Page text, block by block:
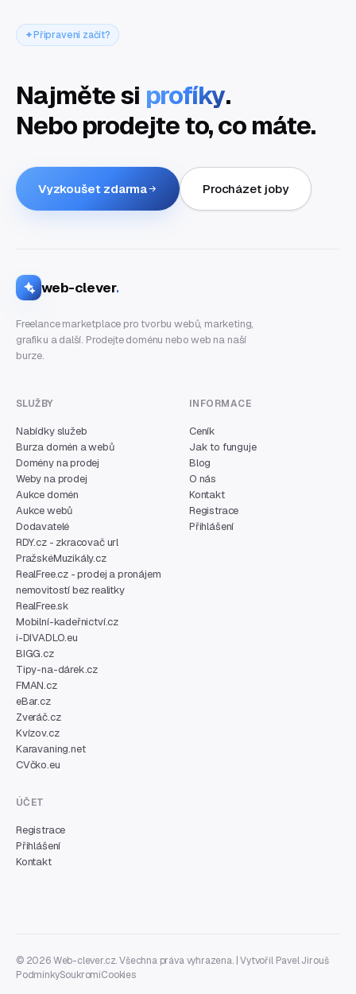
Připraveni začít?
Najměte si profíky.
Nebo prodejte to, co máte.
Vyzkoušet zdarma Procházet joby
web-clever.
Freelance marketplace pro tvorbu webů, marketing,
grafiku a další. Prodejte doménu nebo web na naší
burze.
SLUŽBY
Nabídky služeb
Burza domén a webů
Domény na prodej
Weby na prodej
Aukce domén
Aukce webů
Dodavatelé
RDY.cz - zkracovač url
PražskéMuzikály.cz
RealFree.cz - prodej a pronájem
nemovitostí bez realitky
RealFree.sk
Mobilní-kadeřnictví.cz
i-DIVADLO.eu
BIGG.cz
Tipy-na-dárek.cz
FMAN.cz
eBar.cz
Zveráč.cz
Kvízov.cz
Karavaning.net
CVčko.eu
INFORMACE
Ceník
Jak to funguje
Blog
O nás
Kontakt
Registrace
Přihlášení
ÚČET
Registrace
Přihlášení
Kontakt
© 2026 Web-clever.cz. Všechna práva vyhrazena. | Vytvořil Pavel Jirouš
PodmínkySoukromíCookies